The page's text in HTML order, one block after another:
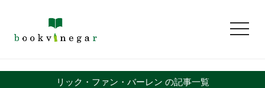
リック・ファン・バーレン の記事一覧